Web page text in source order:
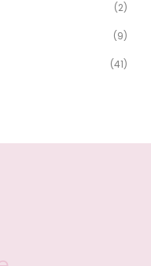
(2)
(9)
(41)